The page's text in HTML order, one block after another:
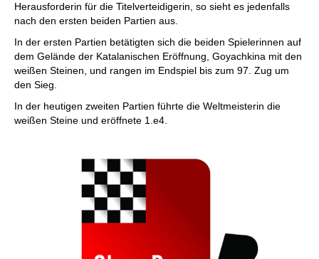
Herausforderin für die Titelverteidigerin, so sieht es jedenfalls
nach den ersten beiden Partien aus.
In der ersten Partien betätigten sich die beiden Spielerinnen auf
dem Gelände der Katalanischen Eröffnung, Goyachkina mit den
weißen Steinen, und rangen im Endspiel bis zum 97. Zug um
den Sieg.
In der heutigen zweiten Partien führte die Weltmeisterin die
weißen Steine und eröffnete 1.e4.